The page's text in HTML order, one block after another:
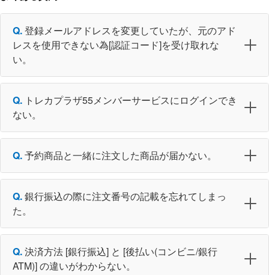
登録メールアドレスを変更していたが、元のアド
レスを使用できない為[認証コード]を受け取れな
い。
トレカプラザ55メンバーサービスにログインでき
ない。
予約商品と一緒に注文した商品が届かない。
銀行振込の際に注文番号の記載を忘れてしまっ
た。
決済方法 [銀行振込] と [後払い(コンビニ/銀行
ATM)] の違いがわからない。